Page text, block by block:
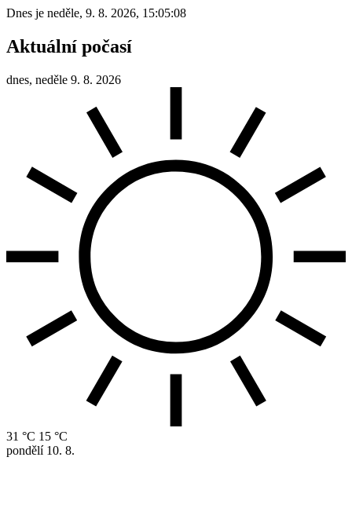
Dnes je neděle, 9. 8. 2026, 15:05:08
Aktuální počasí
dnes, neděle 9. 8. 2026
31 °C 15 °C
pondělí 10. 8.